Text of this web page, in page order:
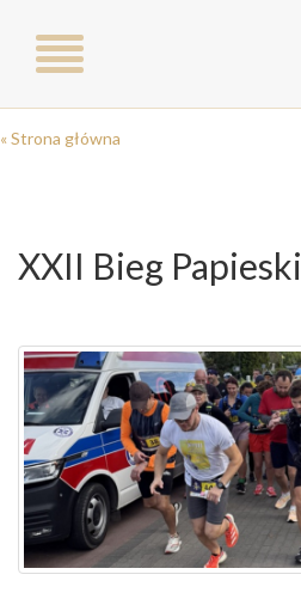
Toggle
navigation
« Strona główna
XXII Bieg Papieski